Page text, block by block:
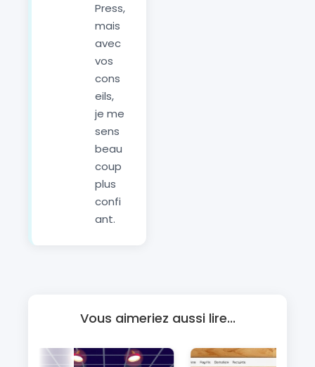
Press,
mais
avec
vos
cons
eils,
je me
sens
beau
coup
plus
confi
ant.
Vous aimeriez aussi lire...